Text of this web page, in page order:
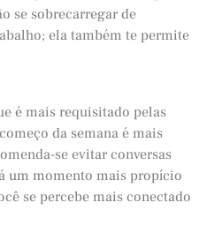
se sobrecarregar de
ela também te permite
é mais requisitado pelas
da semana é mais
se evitar conversas
um momento mais propício
se percebe mais conectado